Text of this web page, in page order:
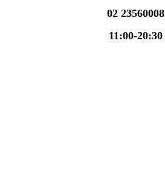
02 23560008
11:00-20:30